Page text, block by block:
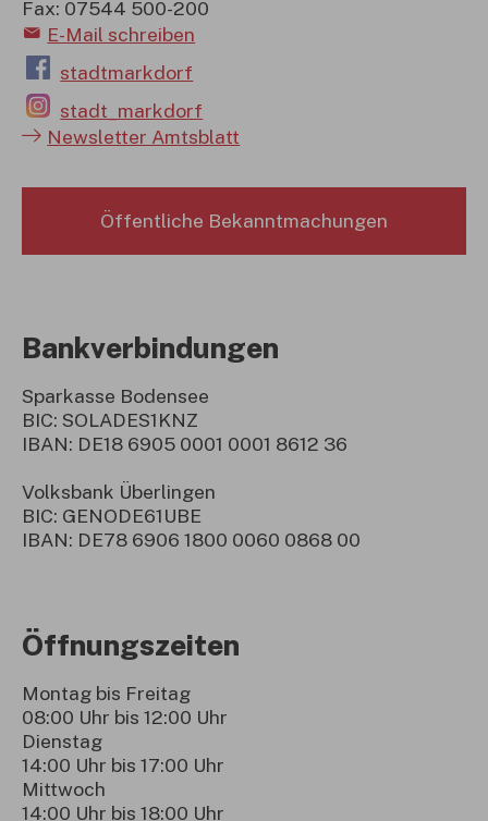
Fax: 07544 500-200
E-Mail schreiben
stadtmarkdorf
stadt_markdorf
Newsletter Amtsblatt
Öffentliche Bekanntmachungen
Bankverbindungen
Sparkasse Bodensee
BIC: SOLADES1KNZ
IBAN: DE18 6905 0001 0001 8612 36
Volksbank Überlingen
BIC: GENODE61UBE
IBAN: DE78 6906 1800 0060 0868 00
Öffnungszeiten
Montag bis Freitag
08:00 Uhr bis 12:00 Uhr
Dienstag
14:00 Uhr bis 17:00 Uhr
Mittwoch
14:00 Uhr bis 18:00 Uhr